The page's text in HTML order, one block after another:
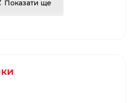
процес приготування
Показати ще